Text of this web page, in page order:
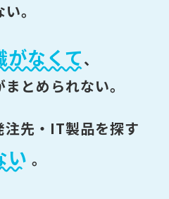
。
がなくて、
とめられない。
注先・IT製品を探す
い 。